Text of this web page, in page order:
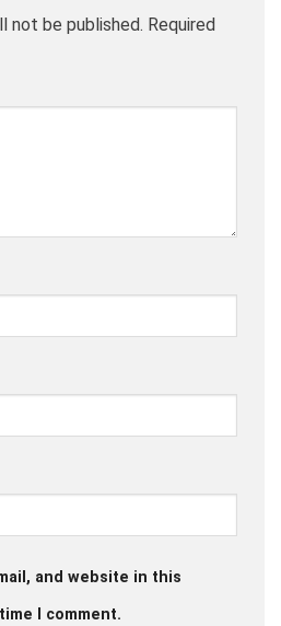
not be published. Required
and website in this
I comment.